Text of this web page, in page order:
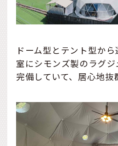
ドーム型とテント型か
室にシモンズ製のラグ
完備していて、居心地抜